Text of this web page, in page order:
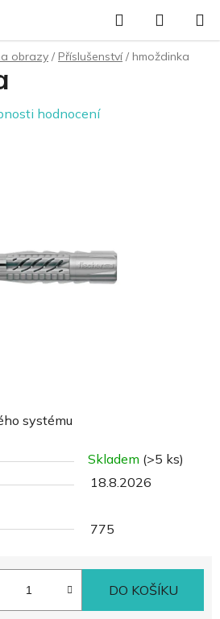
Hledat
KOŠÍK
obrazy / Příslušenství / hmoždinka
systému
Skladem (>5 ks)
18.8.2026
775
DO KOŠÍKU
hodnocení